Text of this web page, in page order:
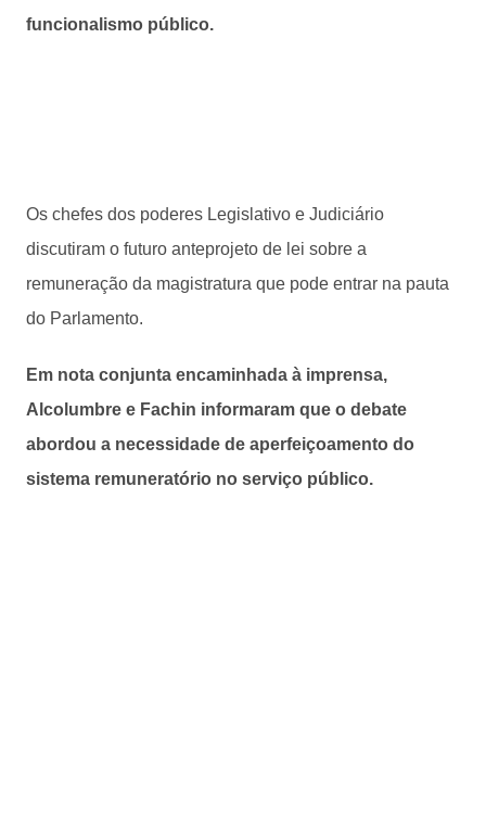
funcionalismo público.
Os chefes dos poderes Legislativo e Judiciário
discutiram o futuro anteprojeto de lei sobre a
remuneração da magistratura que pode entrar na pauta
do Parlamento.
Em nota conjunta encaminhada à imprensa,
Alcolumbre e Fachin informaram que o debate
abordou a necessidade de aperfeiçoamento do
sistema remuneratório no serviço público.